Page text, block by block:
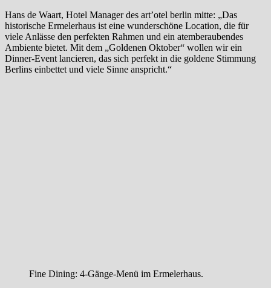
Hans de Waart, Hotel Manager des art’otel berlin mitte: „Das
historische Ermelerhaus ist eine wunderschöne Location, die für
viele Anlässe den perfekten Rahmen und ein atemberaubendes
Ambiente bietet. Mit dem „Goldenen Oktober“ wollen wir ein
Dinner-Event lancieren, das sich perfekt in die goldene Stimmung
Berlins einbettet und viele Sinne anspricht.“
Fine Dining: 4-Gänge-Menü im Ermelerhaus.